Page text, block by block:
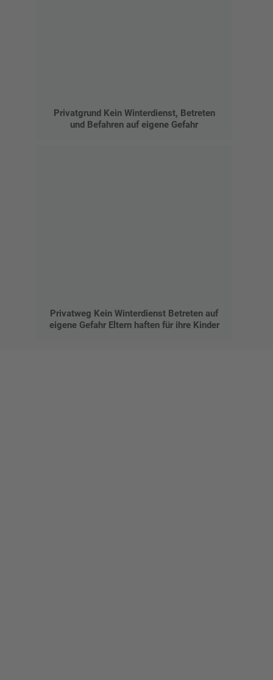
Privatgrund Kein Winterdienst, Betreten
und Befahren auf eigene Gefahr
Privatweg Kein Winterdienst Betreten auf
eigene Gefahr Eltern haften für ihre Kinder